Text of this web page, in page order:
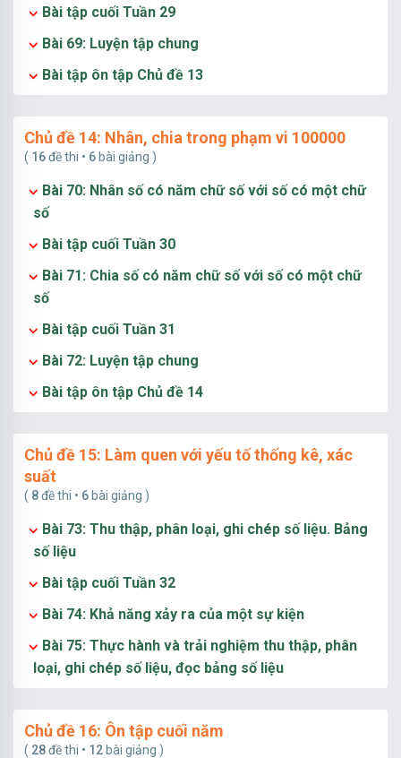
Bài tập cuối Tuần 29
Bài 69: Luyện tập chung
Bài tập ôn tập Chủ đề 13
Chủ đề 14: Nhân, chia trong phạm vi 100000
( 16đề thi • 6 bài giảng )
Bài 70: Nhân số có năm chữ số với số có một chữ
số
Bài tập cuối Tuần 30
Bài 71: Chia số có năm chữ số với số có một chữ
số
Bài tập cuối Tuần 31
Bài 72: Luyện tập chung
Bài tập ôn tập Chủ đề 14
Chủ đề 15: Làm quen với yếu tố thống kê, xác
suất
( 8đề thi • 6 bài giảng )
Bài 73: Thu thập, phân loại, ghi chép số liệu. Bảng
số liệu
Bài tập cuối Tuần 32
Bài 74: Khả năng xảy ra của một sự kiện
Bài 75: Thực hành và trải nghiệm thu thập, phân
loại, ghi chép số liệu, đọc bảng số liệu
Chủ đề 16: Ôn tập cuối năm
( 28đề thi • 12 bài giảng )